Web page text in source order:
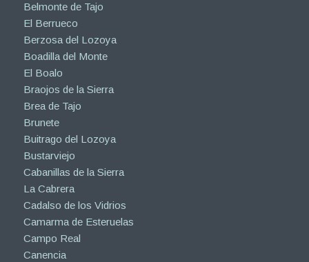
Belmonte de Tajo
El Berrueco
Berzosa del Lozoya
Boadilla del Monte
El Boalo
Braojos de la Sierra
Brea de Tajo
Brunete
Buitrago del Lozoya
Bustarviejo
Cabanillas de la Sierra
La Cabrera
Cadalso de los Vidrios
Camarma de Esteruelas
Campo Real
Canencia